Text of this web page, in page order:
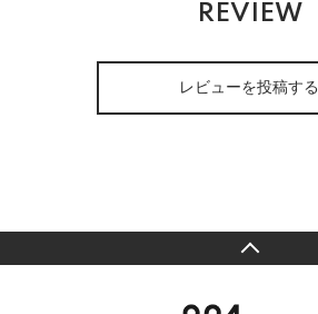
REVIEW
レビューを投稿する